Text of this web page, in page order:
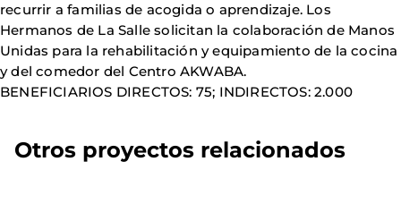
recurrir a familias de acogida o aprendizaje. Los
Hermanos de La Salle solicitan la colaboración de Manos
Unidas para la rehabilitación y equipamiento de la cocina
y del comedor del Centro AKWABA.
BENEFICIARIOS DIRECTOS: 75; INDIRECTOS: 2.000
Otros proyectos relacionados